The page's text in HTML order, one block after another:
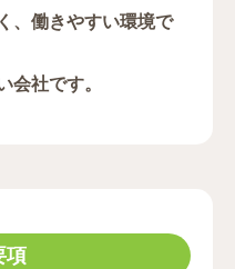
、働きやすい環境で
会社です。
項